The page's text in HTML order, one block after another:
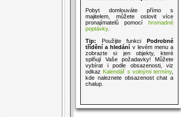
Pobyt domlouváte přímo s
majitelem, můžete oslovit více
pronajímatelů pomocí hromadné
poptávky.
Tip: Použijte funkci Podrobné
třídění a hledání v levém menu a
zobrazte si jen objekty, které
splňují Vaše požadavky! Můžete
vybírat i podle obsazenosti, viz
odkaz Kalendář s volnými termíny,
kde naleznete obsazenost chat a
chalup.